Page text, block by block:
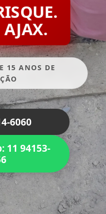
15 ANOS DE
6060
11 94153-